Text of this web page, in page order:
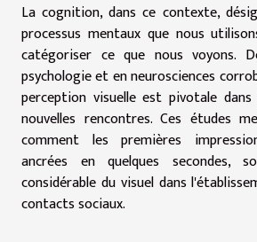
La cognition, dans ce contexte,
processus mentaux que nous
catégoriser ce que nous voyons.
psychologie et en neurosciences
perception visuelle est pivotale
nouvelles rencontres. Ces études
comment les premières
ancrées en quelques secondes,
considérable du visuel dans
contacts sociaux.